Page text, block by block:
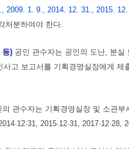
2009. 1. 9., 2014. 12. 31., 2015.
처분하여야 한다.
등) 공인 관수자는 공인의 도난, 분
고 보고서를 기획경영실장에게 제출
의 관수자는 기획경영실장 및 소관
2015·12·31, 2017·12·28,